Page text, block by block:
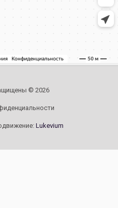
© 2026
Lukevium